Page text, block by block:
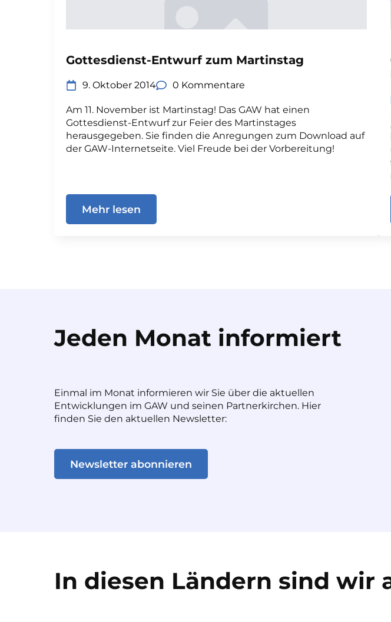
Gottesdienst-Entwurf zum Martinstag
9. Oktober 2014 0 Kommentare
Am 11. November ist Martinstag! Das GAW hat einen
Gottesdienst-Entwurf zur Feier des Martinstages
herausgegeben. Sie finden die Anregungen zum Download auf
der GAW-Internetseite. Viel Freude bei der Vorbereitung!
Mehr lesen
Jeden Monat informiert
Einmal im Monat informieren wir Sie über die aktuellen
Entwicklungen im GAW und seinen Partnerkirchen. Hier
finden Sie den aktuellen Newsletter:
Newsletter abonnieren
In diesen Ländern sind wir